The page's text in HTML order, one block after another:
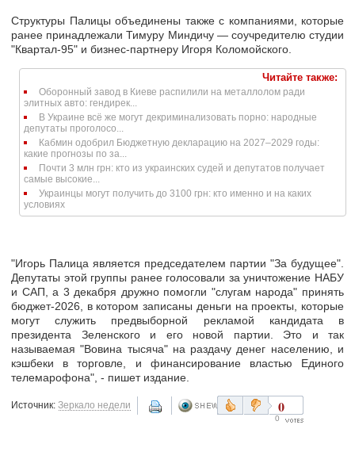
Структуры Палицы объединены также с компаниями, которые
ранее принадлежали Тимуру Миндичу — соучредителю студии
"Квартал-95" и бизнес-партнеру Игоря Коломойского.
Читайте также:
Оборонный завод в Киеве распилили на металлолом ради
элитных авто: гендирек...
В Украине всё же могут декриминализовать порно: народные
депутаты проголосо...
Кабмин одобрил Бюджетную декларацию на 2027–2029 годы:
какие прогнозы по за...
Почти 3 млн грн: кто из украинских судей и депутатов получает
самые высокие...
Украинцы могут получить до 3100 грн: кто именно и на каких
условиях
"Игорь Палица является председателем партии "За будущее".
Депутаты этой группы ранее голосовали за уничтожение НАБУ
и САП, а 3 декабря дружно помогли "слугам народа" принять
бюджет-2026, в котором записаны деньги на проекты, которые
могут служить предвыборной рекламой кандидата в
президента Зеленского и его новой партии. Это и так
называемая "Вовина тысяча" на раздачу денег населению, и
кэшбеки в торговле, и финансирование властью Единого
телемарофона", - пишет издание.
Источник: Зеркало недели 0
0